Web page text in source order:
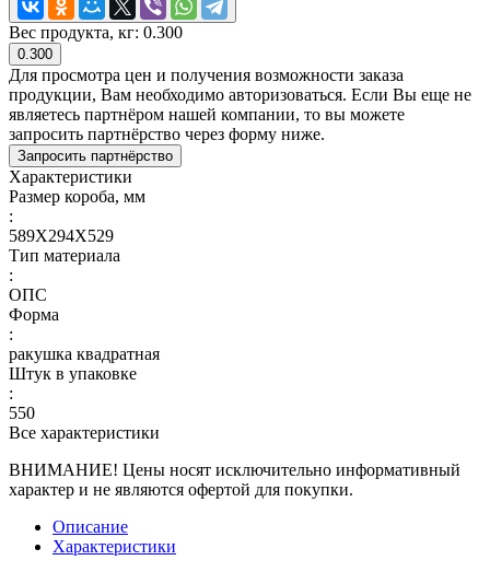
Вес продукта, кг: 0.300
0.300
Для просмотра цен и получения возможности заказа
продукции, Вам необходимо авторизоваться. Если Вы еще не
являетесь партнёром нашей компании, то вы можете
запросить партнёрство через форму ниже.
Запросить партнёрство
Характеристики
Размер короба, мм
:
589Х294Х529
Тип материала
:
ОПС
Форма
:
ракушка квадратная
Штук в упаковке
:
550
Все характеристики
ВНИМАНИЕ! Цены носят исключительно информативный
характер и не являются офертой для покупки.
Описание
Характеристики